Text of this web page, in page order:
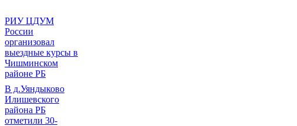
РИУ ЦДУМ
России
организовал
выездные курсы в
Чишминском
районе РБ
В д.Уяндыково
Илишевского
района РБ
отметили 30-